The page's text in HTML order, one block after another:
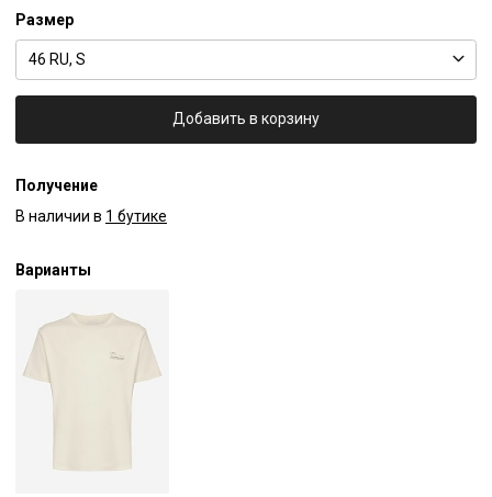
Размер
46 RU, S
Добавить в корзину
Получение
В наличии в 1 бутике
Варианты